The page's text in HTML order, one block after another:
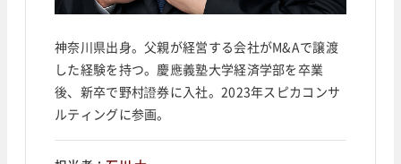
神奈川県出身。父親が経営する会社がM&Aで譲渡
した経験を持つ。慶應義塾大学経済学部を卒業
後、新卒で野村證券に入社。2023年スピカコンサ
ルティングに参画。